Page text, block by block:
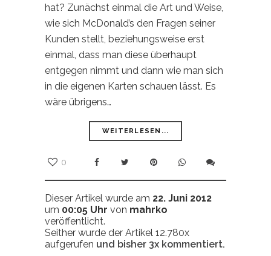
hat? Zunächst einmal die Art und Weise,
wie sich McDonald’s den Fragen seiner
Kunden stellt, beziehungsweise erst
einmal, dass man diese überhaupt
entgegen nimmt und dann wie man sich
in die eigenen Karten schauen lässt. Es
wäre übrigens…
WEITERLESEN...
0
Dieser Artikel wurde am 22. Juni 2012
um 00:05 Uhr von mahrko
veröffentlicht.
Seither wurde der Artikel 12.780x
aufgerufen und bisher 3x kommentiert.